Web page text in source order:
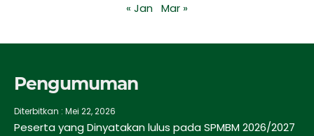
« Jan Mar »
Pengumuman
Diterbitkan : Mei 22, 2026
Peserta yang Dinyatakan lulus pada SPMBM 2026/2027